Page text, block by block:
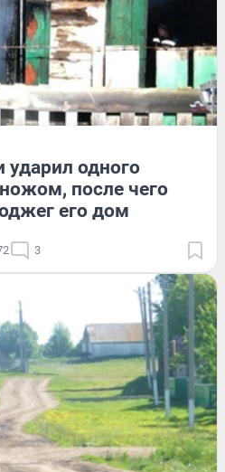
одного
после чего
его дом
3